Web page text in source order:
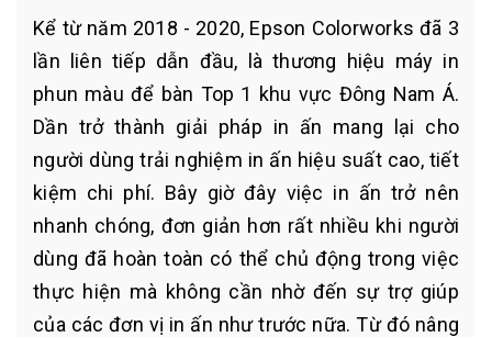
Kể từ năm 2018 - 2020, Epson Colorworks đã 3
lần liên tiếp dẫn đầu, là thương hiệu máy in
phun màu để bàn Top 1 khu vực Đông Nam Á.
Dần trở thành giải pháp in ấn mang lại cho
người dùng trải nghiệm in ấn hiệu suất cao, tiết
kiệm chi phí. Bây giờ đây việc in ấn trở nên
nhanh chóng, đơn giản hơn rất nhiều khi người
dùng đã hoàn toàn có thể chủ động trong việc
thực hiện mà không cần nhờ đến sự trợ giúp
của các đơn vị in ấn như trước nữa. Từ đó nâng